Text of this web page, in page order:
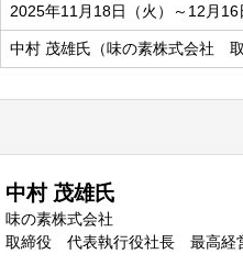
2025年11月18日（火）～12月16
中村 茂雄氏（味の素株式会社
中村 茂雄氏
味の素株式会社
取締役 代表執行役社長 最高経